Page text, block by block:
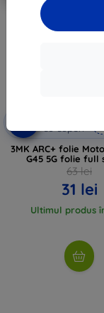
3MK ARC+ folie
G45 5G folie full
63 lei
31 lei
Ultimul produs